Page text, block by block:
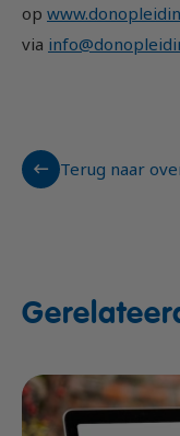
op
via
Terug naar